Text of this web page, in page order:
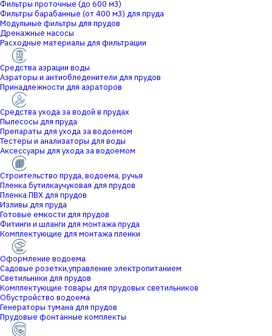
Фильтры проточные (до 600 м3)
Фильтры барабанные (от 400 м3) для пруда
Модульные фильтры для прудов
Дренажные насосы
Расходные материалы для фильтрации
Средства аэрации воды
Аэраторы и антиобледенители для прудов
Принадлежности для аэраторов
Средства ухода за водой в прудах
Пылесосы для пруда
Препараты для ухода за водоемом
Тестеры и анализаторы для воды
Аксессуары для ухода за водоемом
Строительство пруда, водоема, ручья
Пленка бутилкаучуковая для прудов
Пленка ПВХ для прудов
Изливы для пруда
Готовые емкости для прудов
Фитинги и шланги для монтажа пруда
Комплектующие для монтажа пленки
Оформление водоема
Садовые розетки,управление электропитанием
Светильники для прудов
Комплектующие товары для прудовых светильников
Обустройство водоема
Генераторы тумана для прудов
Прудовые фонтанные комплекты